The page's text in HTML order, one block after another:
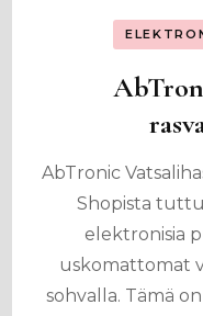
AbTronic
Shopista
elektronisia
uskomattomat
sohvalla. Tämä